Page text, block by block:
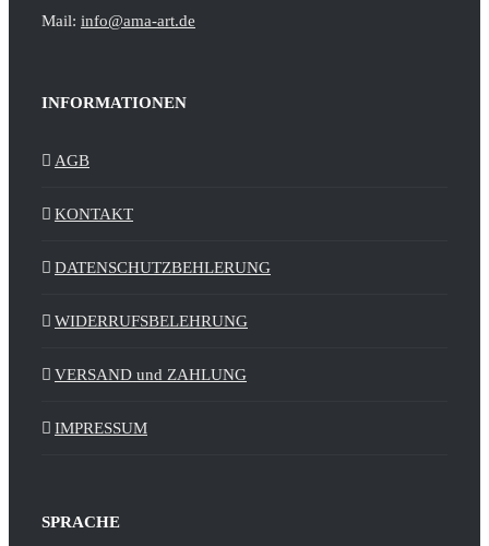
Mail: info@ama-art.de
INFORMATIONEN
AGB
KONTAKT
DATENSCHUTZBEHLERUNG
WIDERRUFSBELEHRUNG
VERSAND und ZAHLUNG
IMPRESSUM
SPRACHE